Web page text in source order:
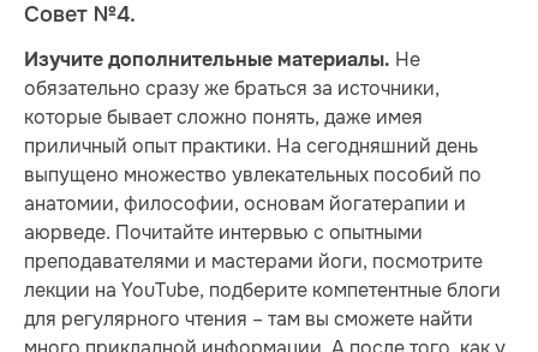
Совет №4.
Изучите дополнительные материалы. Не
обязательно сразу же браться за источники,
которые бывает сложно понять, даже имея
приличный опыт практики. На сегодняшний день
выпущено множество увлекательных пособий по
анатомии, философии, основам йогатерапии и
аюрведе. Почитайте интервью с опытными
преподавателями и мастерами йоги, посмотрите
лекции на YouTube, подберите компетентные блоги
для регулярного чтения – там вы сможете найти